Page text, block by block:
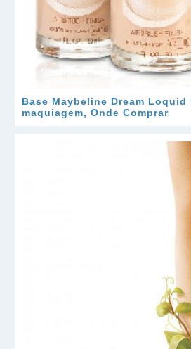
Base Maybeline Dream
maquiagem, Onde Comprar